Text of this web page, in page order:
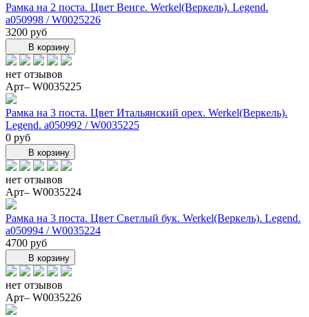
Рамка на 2 поста. Цвет Венге. Werkel(Веркель). Legend.
a050998 / W0025226
3200 руб
В корзину
нет отзывов
Арт– W0035225
Рамка на 3 поста. Цвет Итальянский орех. Werkel(Веркель).
Legend. a050992 / W0035225
0 руб
В корзину
нет отзывов
Арт– W0035224
Рамка на 3 поста. Цвет Светлый бук. Werkel(Веркель). Legend.
a050994 / W0035224
4700 руб
В корзину
нет отзывов
Арт– W0035226